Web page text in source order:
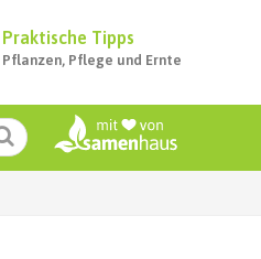
Praktische Tipps
Pflanzen, Pflege und Ernte